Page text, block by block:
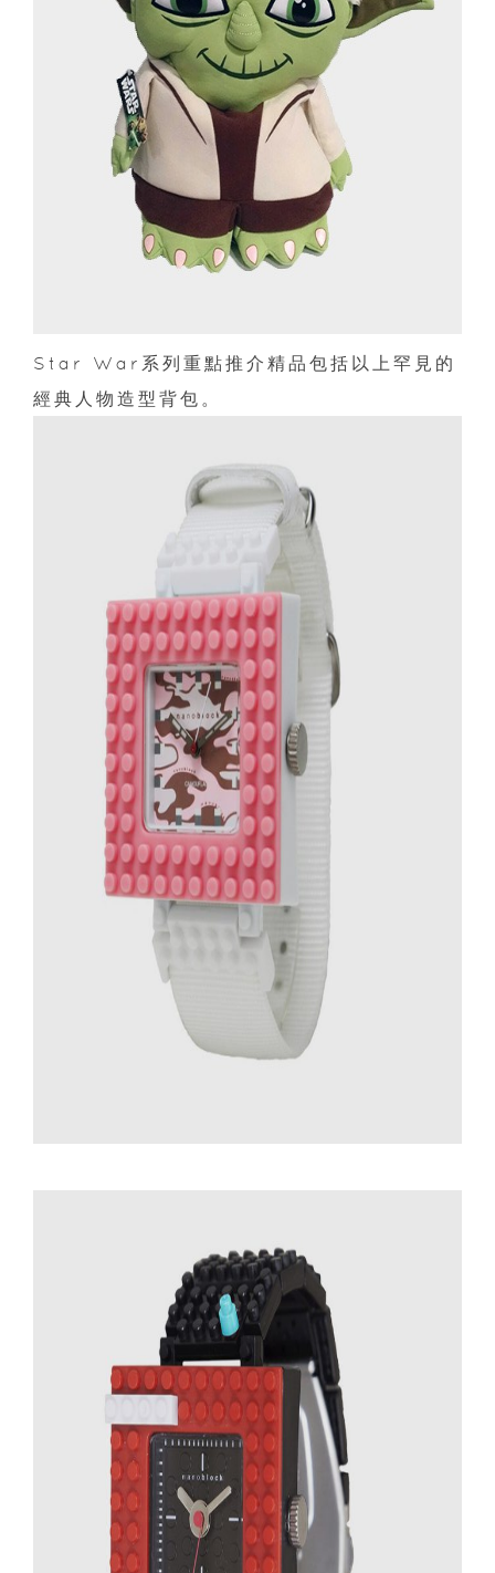
Star War系列重點推介精品包括以上罕見的
經典人物造型背包。